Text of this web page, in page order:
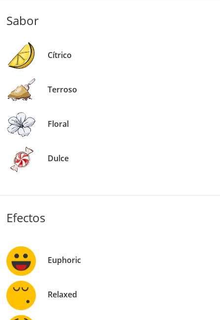
Sabor
Cítrico
Terroso
Floral
Dulce
Efectos
Euphoric
Relaxed